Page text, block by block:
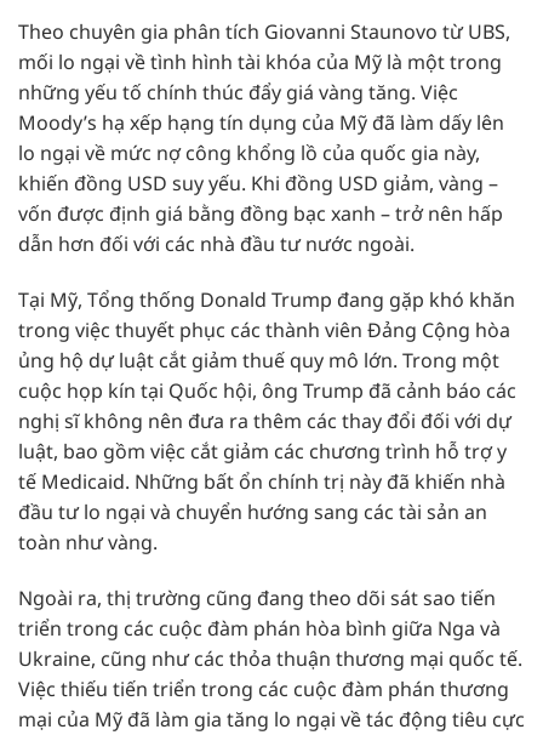
Theo chuyên gia phân tích Giovanni Staunovo từ UBS,
mối lo ngại về tình hình tài khóa của Mỹ là một trong
những yếu tố chính thúc đẩy giá vàng tăng. Việc
Moody’s hạ xếp hạng tín dụng của Mỹ đã làm dấy lên
lo ngại về mức nợ công khổng lồ của quốc gia này,
khiến đồng USD suy yếu. Khi đồng USD giảm, vàng –
vốn được định giá bằng đồng bạc xanh – trở nên hấp
dẫn hơn đối với các nhà đầu tư nước ngoài.
Tại Mỹ, Tổng thống Donald Trump đang gặp khó khăn
trong việc thuyết phục các thành viên Đảng Cộng hòa
ủng hộ dự luật cắt giảm thuế quy mô lớn. Trong một
cuộc họp kín tại Quốc hội, ông Trump đã cảnh báo các
nghị sĩ không nên đưa ra thêm các thay đổi đối với dự
luật, bao gồm việc cắt giảm các chương trình hỗ trợ y
tế Medicaid. Những bất ổn chính trị này đã khiến nhà
đầu tư lo ngại và chuyển hướng sang các tài sản an
toàn như vàng.
Ngoài ra, thị trường cũng đang theo dõi sát sao tiến
triển trong các cuộc đàm phán hòa bình giữa Nga và
Ukraine, cũng như các thỏa thuận thương mại quốc tế.
Việc thiếu tiến triển trong các cuộc đàm phán thương
mại của Mỹ đã làm gia tăng lo ngại về tác động tiêu cực